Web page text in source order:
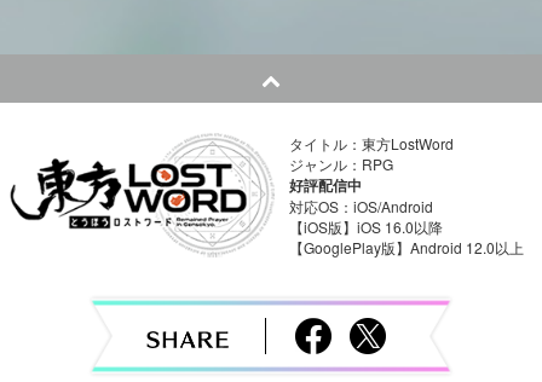
a
v
タイトル：東方LostWord
ジャンル：RPG
好評配信中
対応OS：iOS/Android
【iOS版】iOS 16.0以降
【GooglePlay版】Android 12.0以上